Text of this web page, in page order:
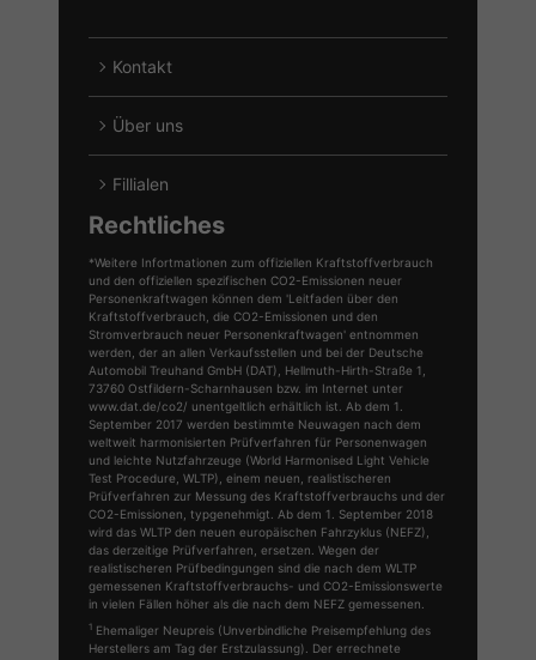
Kontakt
Über uns
Fillialen
Rechtliches
*Weitere Infortmationen zum offiziellen Kraftstoffverbrauch
und den offiziellen spezifischen CO2-Emissionen neuer
Personenkraftwagen können dem 'Leitfaden über den
Kraftstoffverbrauch, die CO2-Emissionen und den
Stromverbrauch neuer Personenkraftwagen' entnommen
werden, der an allen Verkaufsstellen und bei der Deutsche
Automobil Treuhand GmbH (DAT), Hellmuth-Hirth-Straße 1,
73760 Ostfildern-Scharnhausen bzw. im Internet unter
www.dat.de/co2/ unentgeltlich erhältlich ist. Ab dem 1.
September 2017 werden bestimmte Neuwagen nach dem
weltweit harmonisierten Prüfverfahren für Personenwagen
und leichte Nutzfahrzeuge (World Harmonised Light Vehicle
Test Procedure, WLTP), einem neuen, realistischeren
Prüfverfahren zur Messung des Kraftstoffverbrauchs und der
CO2-Emissionen, typgenehmigt. Ab dem 1. September 2018
wird das WLTP den neuen europäischen Fahrzyklus (NEFZ),
das derzeitige Prüfverfahren, ersetzen. Wegen der
realistischeren Prüfbedingungen sind die nach dem WLTP
gemessenen Kraftstoffverbrauchs- und CO2-Emissionswerte
in vielen Fällen höher als die nach dem NEFZ gemessenen.
1 Ehemaliger Neupreis (Unverbindliche Preisempfehlung des
Herstellers am Tag der Erstzulassung). Der errechnete